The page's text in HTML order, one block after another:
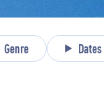
Genre Dates